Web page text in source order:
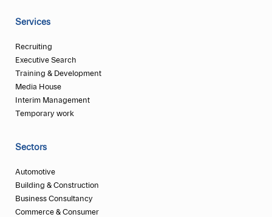
Services
Recruiting
Executive Search
Training & Development
Media House
Interim Management
Temporary work
Sectors
Automotive
Building & Construction
Business Consultancy
Commerce & Consumer